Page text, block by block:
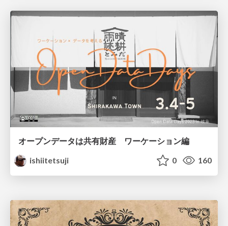
オープンデータは共有財産 ワーケーション編
ishiitetsuji
0 160